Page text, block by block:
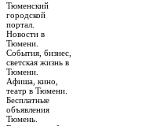
Тюменский
городской
портал.
Новости в
Тюмени.
События, бизнес,
светская жизнь в
Тюмени.
Афиша, кино,
театр в Тюмени.
Бесплатные
объявления
Тюмень.